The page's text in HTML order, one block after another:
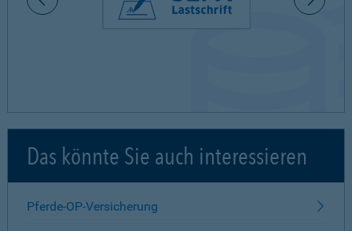
Das könnte Sie auch interessieren
Pferde-OP-Versicherung